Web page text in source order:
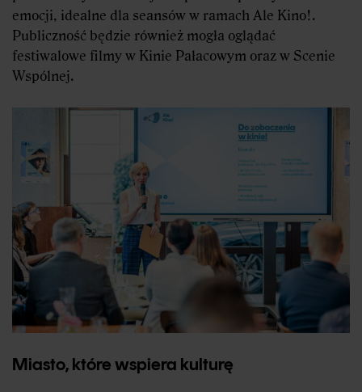
emocji, idealne dla seansów w ramach Ale Kino!.
Publiczność będzie również mogła oglądać
festiwalowe filmy w Kinie Pałacowym oraz w Scenie
Wspólnej.
Miasto, które wspiera kulturę